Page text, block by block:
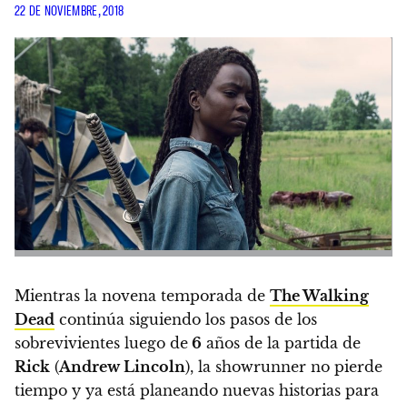
22 DE NOVIEMBRE, 2018
Mientras la novena temporada de The Walking
Dead continúa siguiendo los pasos de los
sobrevivientes luego de 6 años de la partida de
Rick (Andrew Lincoln), la showrunner no pierde
tiempo y ya está planeando nuevas historias para